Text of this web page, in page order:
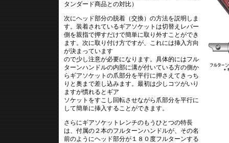
タンダード商品との対比）
次にヘッド部分の脱着（交換）の方法を説明しま
す。装着されているギアソケットは切替えレバー
側を親指で押すだけで簡単に取り外すことができ
ます。次に取り付け方ですが、これには挿入方向
が決まっています
ので少し注意が必要になります。具体的にはフル
ターンハンドルの内部に溝が付いている方の側か
らギアソケットの爪部分を平行に押さえてきっち
りと奥まで差し込みます。最初は少しコツがいり
ますが慣れるとギア
ソケットをすこし回転させながら爪部分を平行に
して簡単に挿入することができます。
さらにギアソケットレンチのもうひとつの特長
は、付属の２本のフルターンハンドルが、その名
前のようにヘッド部分が１８０度フルターンする